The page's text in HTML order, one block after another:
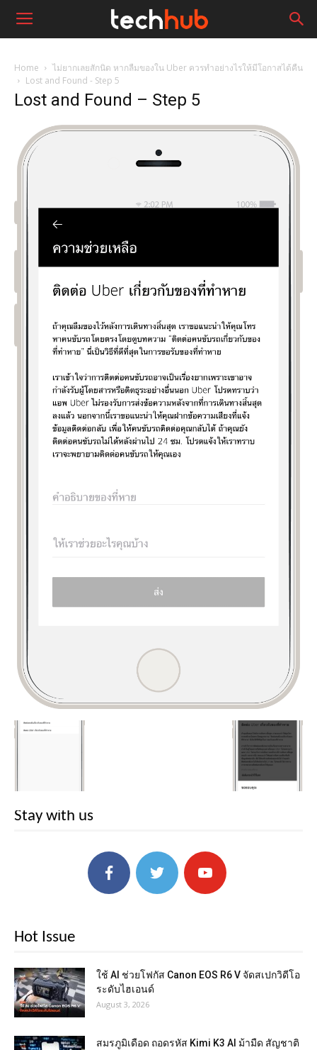
Home
ไม่ยากเลยสักนิด หากลืมของใน Uber ควรทำอย่างไรให้มีโอกาสได้คืน
Lost and Found - Step 5
Lost and Found – Step 5
Stay with us
Hot Issue
ใช้ AI ช่วยโฟกัส Canon EOS R6 V จัดสเปกวิดีโอ
ระดับไฮเอนด์
August 3, 2026
สมรภูมิเดือด ถอดรหัส Kimi K3 AI ม้ามืด สัญชาติ